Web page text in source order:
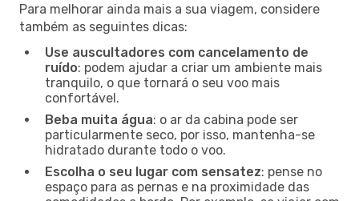
Para melhorar ainda mais a sua viagem, considere
também as seguintes dicas:
Use auscultadores com cancelamento de
ruído: podem ajudar a criar um ambiente mais
tranquilo, o que tornará o seu voo mais
confortável.
Beba muita água: o ar da cabina pode ser
particularmente seco, por isso, mantenha-se
hidratado durante todo o voo.
Escolha o seu lugar com sensatez: pense no
espaço para as pernas e na proximidade das